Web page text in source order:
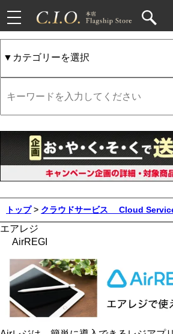
toggle
navigation
トップ > クラウドサービス Cloud
エアレジ
AirREGI